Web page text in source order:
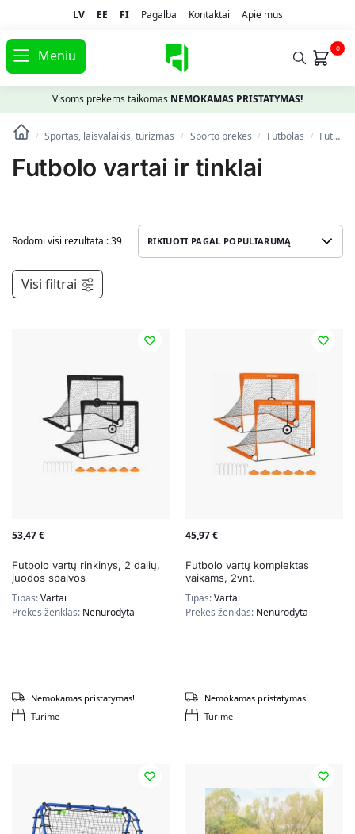
LV EE FI Pagalba Kontaktai Apie mus
Meniu 0
Visoms prekėms taikomas NEMOKAMAS PRISTATYMAS!
/ Sportas, laisvalaikis, turizmas / Spоrto prekės / Futbolas / Futbolo vartai ir tinklai
Futbolo vartai ir tinklai
Rodomi visi rezultatai: 39
Visi filtrai
53,47€
Futbolo vartų rinkinys, 2 dalių,
juodos spalvos
Tipas:Vartai
Prekės ženklas: Nenurodyta
Turime
Nemokamas pristatymas!
45,97€
Futbolo vartų komplektas
vaikams, 2vnt.
Tipas:Vartai
Prekės ženklas: Nenurodyta
Turime
Nemokamas pristatymas!